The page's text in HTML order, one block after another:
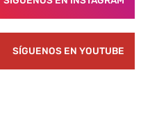
SÍGUENOS EN YOUTUBE